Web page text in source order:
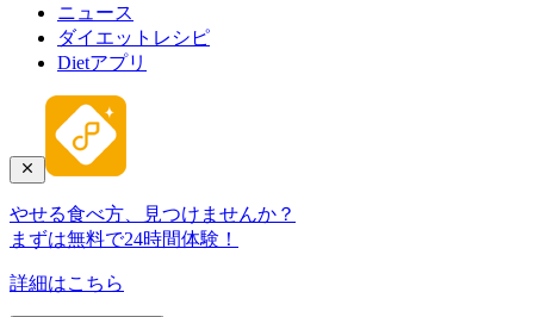
ニュース
ダイエットレシピ
Dietアプリ
やせる食べ方、見つけませんか？
まずは無料で24時間体験！
詳細はこちら